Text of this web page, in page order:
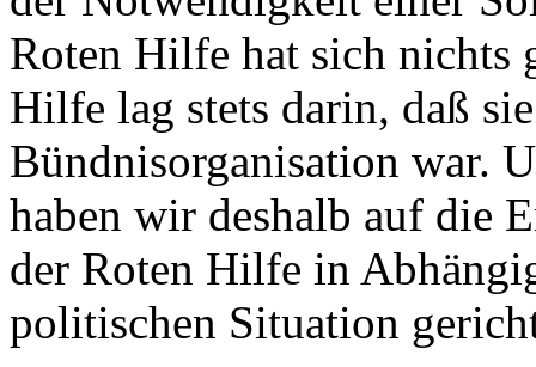
Roten Hilfe hat sich nichts
Hilfe lag stets darin, daß
Bündnisorganisation war.
haben wir deshalb auf die
der Roten Hilfe in
politischen Situation